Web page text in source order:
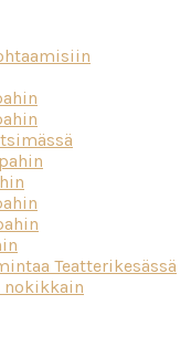
Teatterikesässä
nokikkain